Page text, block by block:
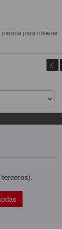
parada para obtener